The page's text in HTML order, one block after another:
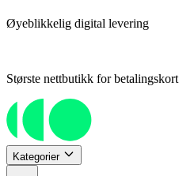
Øyeblikkelig digital levering
Største nettbutikk for betalingskort
Kategorier